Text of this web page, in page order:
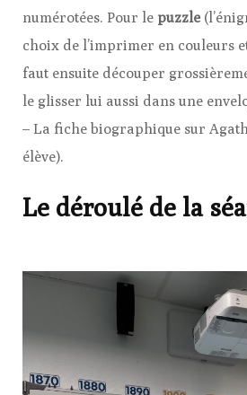
numérotées. Pour le puzzle
choix de l’imprimer en couleurs
faut ensuite découper
le glisser lui aussi dans une
– La fiche biographique sur
élève).
Le déroulé de la